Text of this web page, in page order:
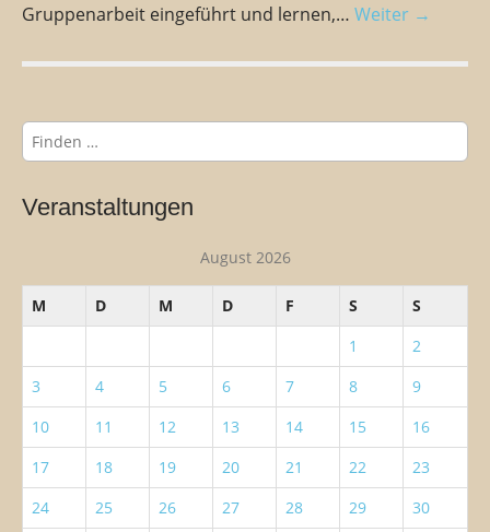
Gruppenarbeit eingeführt und lernen,… Weiter →
S
u
h
e
a
h
Veranstaltungen
August 2026
M D M D F S
S
1
2
3
4 5 6 7 8
9
10
11 12 13 14 15
16
17
18 19 20 21 22
23
24
25 26 27 28 29
30